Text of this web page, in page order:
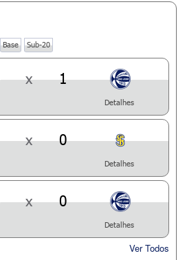
Base Sub-20
x 1
Detalhes
x 0
Detalhes
x 0
Detalhes
Ver Todos